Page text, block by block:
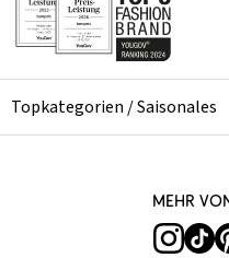
Topkategorien / Saisonales
Mehr